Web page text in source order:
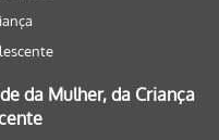
da Mulher, da Criança